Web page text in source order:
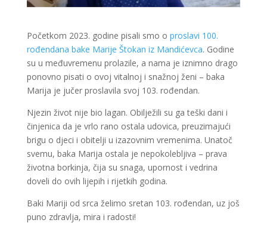
Početkom 2023. godine pisali smo o proslavi 100.
rođendana bake Marije Štokan iz Mandićevca. Godine
su u međuvremenu prolazile, a nama je iznimno drago
ponovno pisati o ovoj vitalnoj i snažnoj ženi – baka
Marija je jučer proslavila svoj 103. rođendan.
Njezin život nije bio lagan. Obilježili su ga teški dani i
činjenica da je vrlo rano ostala udovica, preuzimajući
brigu o djeci i obitelji u izazovnim vremenima. Unatoč
svemu, baka Marija ostala je nepokolebljiva – prava
životna borkinja, čija su snaga, upornost i vedrina
doveli do ovih lijepih i rijetkih godina.
Baki Mariji od srca želimo sretan 103. rođendan, uz još
puno zdravlja, mira i radosti!